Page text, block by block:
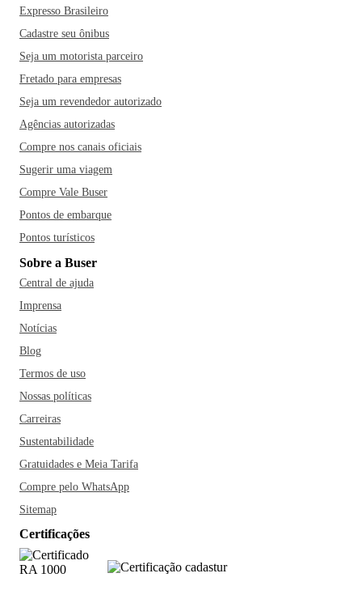
Expresso Brasileiro
Cadastre seu ônibus
Seja um motorista parceiro
Fretado para empresas
Seja um revendedor autorizado
Agências autorizadas
Compre nos canais oficiais
Sugerir uma viagem
Compre Vale Buser
Pontos de embarque
Pontos turísticos
Sobre a Buser
Central de ajuda
Imprensa
Notícias
Blog
Termos de uso
Nossas políticas
Carreiras
Sustentabilidade
Gratuidades e Meia Tarifa
Compre pelo WhatsApp
Sitemap
Certificações